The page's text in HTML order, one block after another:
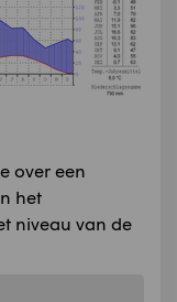
over een
het
niveau van de